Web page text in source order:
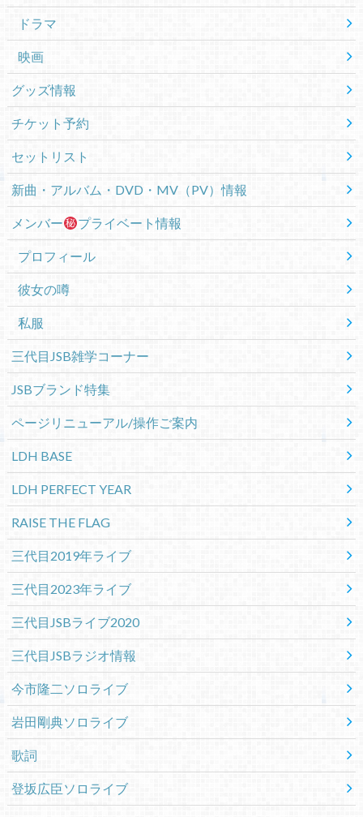
ドラマ
映画
グッズ情報
チケット予約
セットリスト
新曲・アルバム・DVD・MV（PV）情報
メンバー プライベート情報
プロフィール
彼女の噂
私服
三代目JSB雑学コーナー
JSBブランド特集
ページリニューアル/操作ご案内
LDH BASE
LDH PERFECT YEAR
RAISE THE FLAG
三代目2019年ライブ
三代目2023年ライブ
三代目JSBライブ2020
三代目JSBラジオ情報
今市隆二ソロライブ
岩田剛典ソロライブ
歌詞
登坂広臣ソロライブ